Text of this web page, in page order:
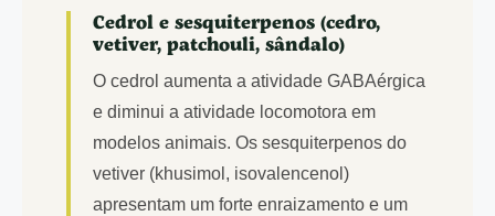
Cedrol e sesquiterpenos (cedro,
vetiver, patchouli, sândalo)
O cedrol aumenta a atividade GABAérgica
e diminui a atividade locomotora em
modelos animais. Os sesquiterpenos do
vetiver (khusimol, isovalencenol)
apresentam um forte enraizamento e um